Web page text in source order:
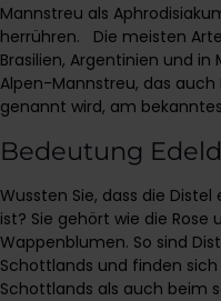
Mannstreu als
herrühren. Die meisten
Brasilien, Argentinien und in
Alpen-Mannstreu, das
genannt wird, am
Bedeutung
Wussten Sie, dass die
ist? Sie gehört wie die Rose
Wappenblumen. So sind
Schottlands und finden
Schottlands als auch beim